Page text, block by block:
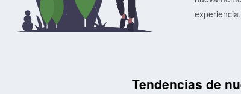
experiencia.
Tendencias de